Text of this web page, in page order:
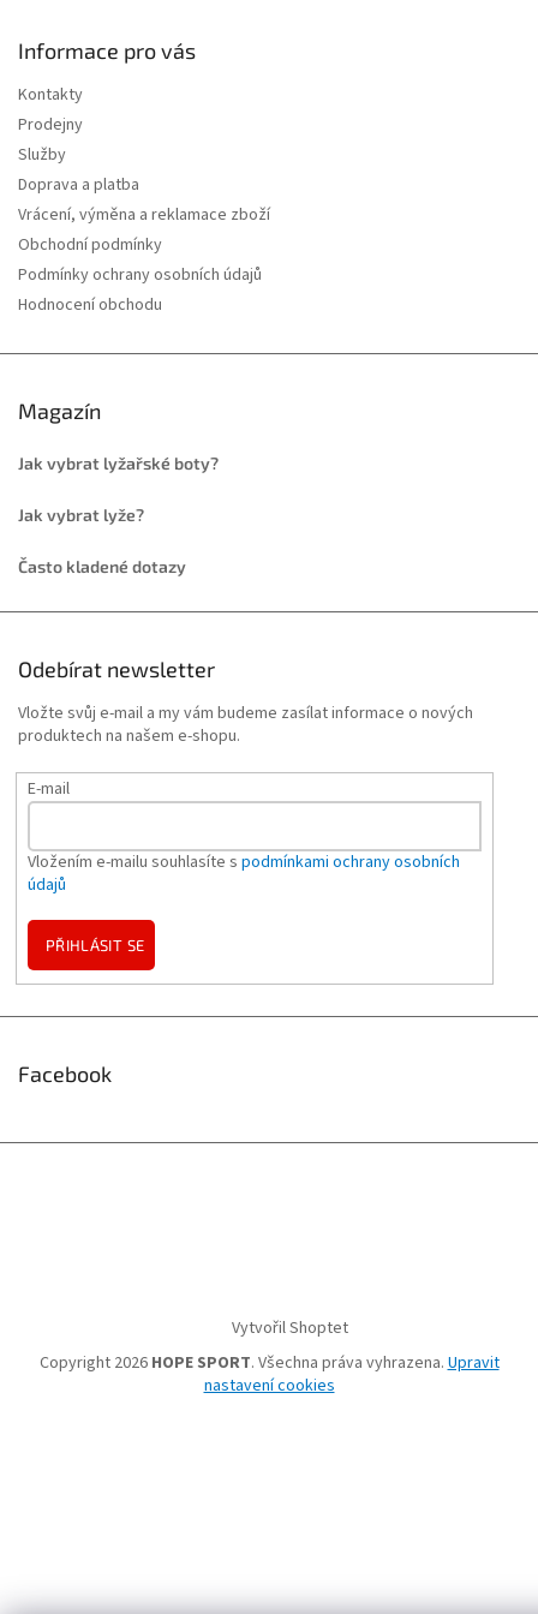
Informace pro vás
Kontakty
Prodejny
Služby
Doprava a platba
Vrácení, výměna a reklamace zboží
Obchodní podmínky
Podmínky ochrany osobních údajů
Hodnocení obchodu
Magazín
Jak vybrat lyžařské boty?
Jak vybrat lyže?
Často kladené dotazy
Odebírat newsletter
Vložte svůj e-mail a my vám budeme zasílat informace o nových
produktech na našem e-shopu.
E-mail
Vložením e-mailu souhlasíte s podmínkami ochrany osobních
údajů
PŘIHLÁSIT SE
Facebook
Vytvořil Shoptet
Copyright 2026 HOPE SPORT. Všechna práva vyhrazena. Upravit
nastavení cookies